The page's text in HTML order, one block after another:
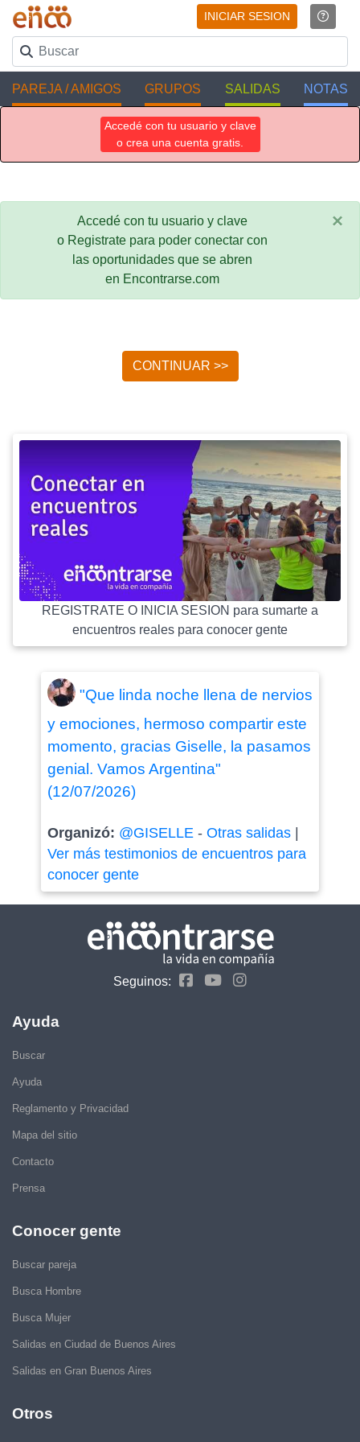
INICIAR SESION
PAREJA / AMIGOS GRUPOS SALIDAS NOTAS
Accedé con tu usuario y clave
o crea una cuenta gratis.
Accedé con tu usuario y clave
o Registrate para poder conectar con
las oportunidades que se abren
en Encontrarse.com
×
CONTINUAR >>
REGISTRATE O INICIA SESION para sumarte a
encuentros reales para conocer gente
"Que linda noche llena de nervios
y emociones, hermoso compartir este
momento, gracias Giselle, la pasamos
genial. Vamos Argentina"
(12/07/2026)
Organizó: @GISELLE- Otras salidas|
Ver más testimonios de encuentros para
conocer gente
Seguinos:
Ayuda
Buscar
Ayuda
Reglamento y Privacidad
Mapa del sitio
Contacto
Prensa
Conocer gente
Buscar pareja
Busca Hombre
Busca Mujer
Salidas en Ciudad de Buenos Aires
Salidas en Gran Buenos Aires
Otros